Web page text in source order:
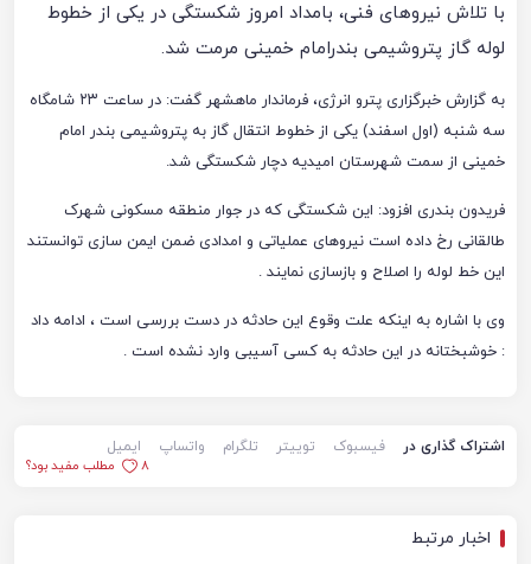
با تلاش نیرو‌های فنی، بامداد امروز شکستگی در یکی از خطوط
لوله گاز پتروشیمی بندرامام خمینی مرمت شد.
به گزارش خبرگزاری پترو انرژی، فرماندار ماهشهر گفت: در ساعت ۲۳ شامگاه
سه شنبه (اول اسفند) یکی از خطوط انتقال گاز به پتروشیمی بندر امام
خمینی از سمت شهرستان امیدیه دچار شکستگی شد.
فریدون بندری افزود: این شکستگی که در جوار منطقه مسکونی شهرک
طالقانی رخ داده است نیروهای عملیاتی و امدادی ضمن ایمن سازی توانستند
این خط لوله را اصلاح و بازسازی نمایند .
وی با اشاره به اینکه علت وقوع این حادثه در دست بررسی است ، ادامه داد
: خوشبختانه در این حادثه به کسی آسیبی وارد نشده است .
اشتراک گذاری در فیسبوک توییتر تلگرام واتساپ
ایمیل
8
مطلب مفید بود؟
اخبار مرتبط